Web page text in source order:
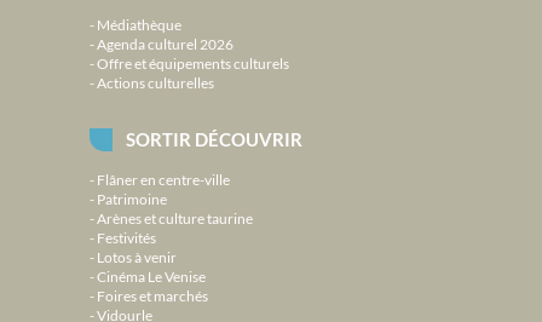
Médiathèque
Agenda culturel 2026
Offre et équipements culturels
Actions culturelles
SORTIR DÉCOUVRIR
Flâner en centre-ville
Patrimoine
Arènes et culture taurine
Festivités
Lotos à venir
Cinéma Le Venise
Foires et marchés
Vidourle